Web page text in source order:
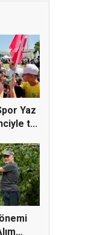
Yaz
t...